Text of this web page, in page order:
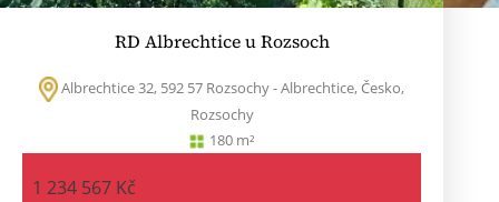
RD Albrechtice u Rozsoch
Albrechtice 32, 592 57 Rozsochy - Albrechtice, Česko,
Rozsochy
180 m²
1 234 567 Kč